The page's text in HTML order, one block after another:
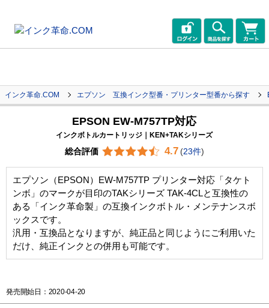
インク革命.COM エプソン 互換インク型番・プリンター型番から探す
EPSON EW-M757TP対応
インクボトルカートリッジ｜KEN+TAKシリーズ
総合評価 4.7 (23件)
エプソン（EPSON）EW-M757TP プリンター対応「タケト
ンボ」のマークが目印のTAKシリーズ TAK-4CLと互換性の
ある「インク革命製」の互換インクボトル・メンテナンスボ
ックスです。
汎用・互換品となりますが、純正品と同じようにご利用いた
だけ、純正インクとの併用も可能です。
発売開始日：2020-04-20